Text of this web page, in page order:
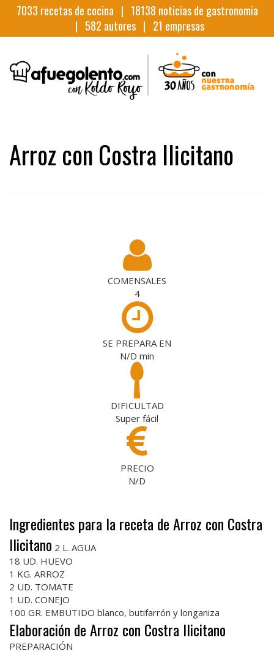
7033 recetas de cocina | 18138 noticias de gastronomia
| 582 autores | 21 empresas
Arroz con Costra Ilicitano
COMENSALES
4
SE PREPARA EN
N/D min
DIFICULTAD
Super fácil
PRECIO
N/D
Ingredientes para la receta de Arroz con Costra
Ilicitano 2 L. AGUA
18 UD. HUEVO
1 KG. ARROZ
2 UD. TOMATE
1 UD. CONEJO
100 GR. EMBUTIDO blanco, butifarrón y longaniza
Elaboración de Arroz con Costra Ilicitano
PREPARACIÓN